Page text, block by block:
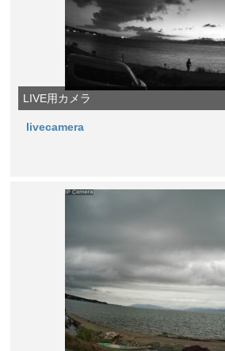
LIVE用カメラ
livecamera